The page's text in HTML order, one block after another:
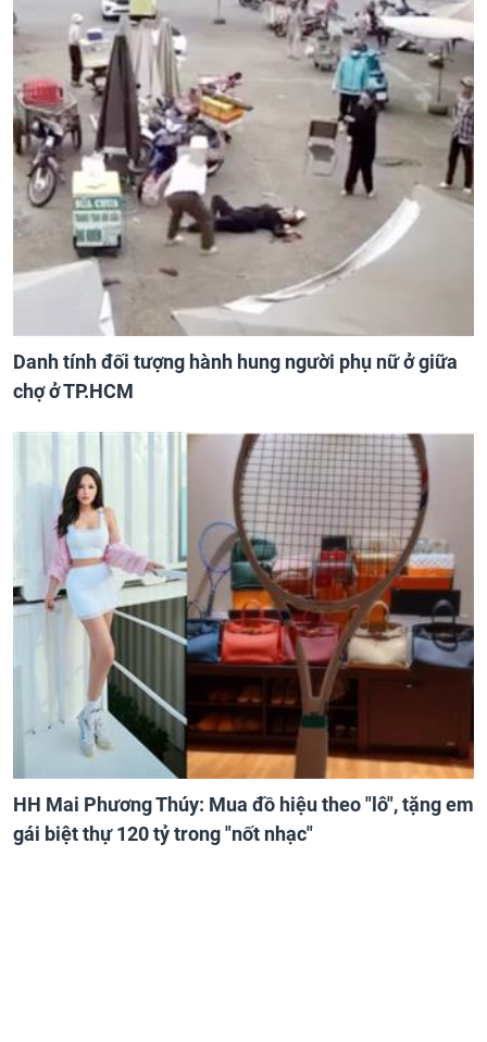
Danh tính đối tượng hành hung người phụ nữ ở giữa
chợ ở TP.HCM
HH Mai Phương Thúy: Mua đồ hiệu theo "lô", tặng em
gái biệt thự 120 tỷ trong "nốt nhạc"